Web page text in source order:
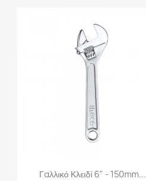
Γρήγορη προβολή
Γαλλικό Κλειδί 6" - 150mm...